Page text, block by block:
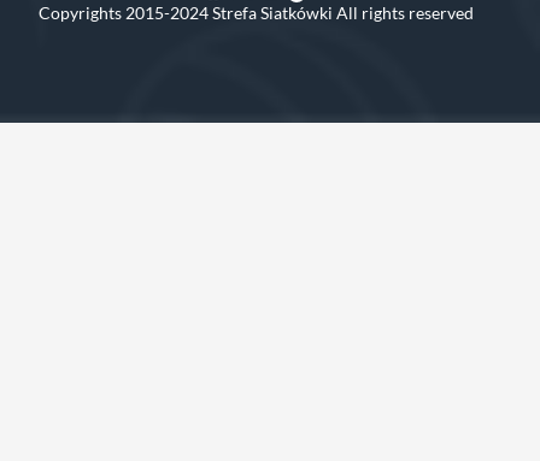
Copyrights 2015-2024 Strefa Siatkówki All rights reserved